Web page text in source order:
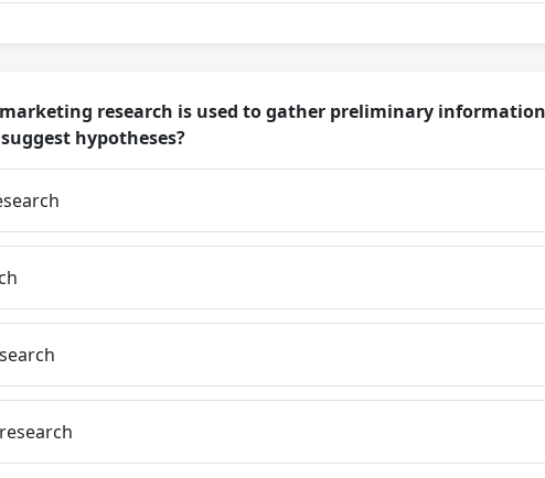
research is used to gather preliminary
hypotheses?